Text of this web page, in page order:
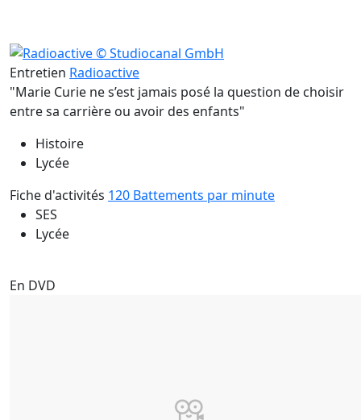
Entretien Radioactive
"Marie Curie ne s’est jamais posé la question de choisir
entre sa carrière ou avoir des enfants"
Histoire
Lycée
Fiche d'activités 120 Battements par minute
SES
Lycée
En DVD